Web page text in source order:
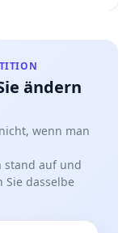
ändern
wenn man
stand auf und
dasselbe